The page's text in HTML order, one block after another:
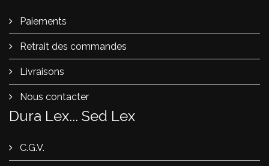
Paiements
Retrait des commandes
Livraisons
Nous contacter
Dura Lex... Sed Lex
C.G.V.